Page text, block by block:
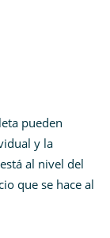
pueden
y la
al nivel del
que se hace al